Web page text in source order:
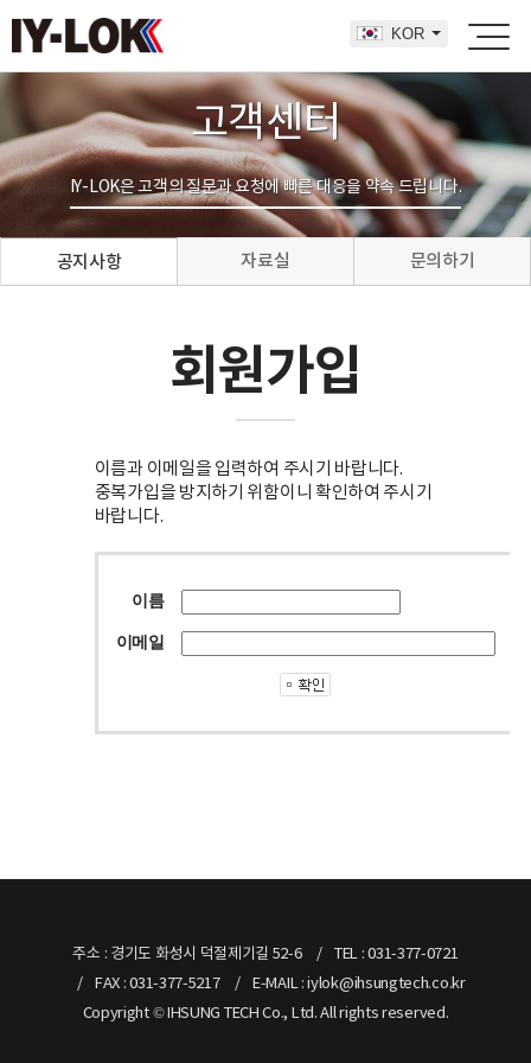
KOR
고객센터
IY-LOK은 고객의 질문과 요청에 빠른 대응을 약속 드립니다.
공지사항 자료실 문의하기
회원가입
이름과 이메일을 입력하여 주시기 바랍니다.
중복가입을 방지하기 위함이니 확인하여 주시기
바랍니다.
이름
이메일
주소 : 경기도 화성시 덕절제기길 52-6
TEL : 031-377-0721
FAX : 031-377-5217
E-MAIL : iylok@ihsungtech.co.kr
Copyright © IHSUNG TECH Co., Ltd. All rights reserved.